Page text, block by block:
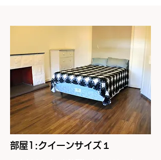
部屋1:クイーンサイズ１